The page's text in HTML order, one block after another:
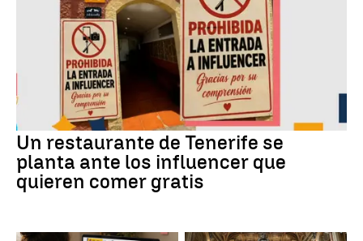
Un restaurante de Tenerife se
planta ante los influencer que
quieren comer gratis